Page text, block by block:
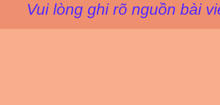
Vui lòng ghi rõ nguồn bài